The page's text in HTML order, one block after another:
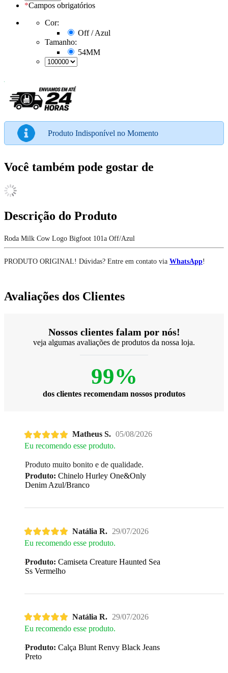
*Campos obrigatórios
Cor:
Off / Azul
Tamanho:
54MM
Produto Indisponível no Momento
Você também pode gostar de
Descrição do Produto
Roda Milk Cow Logo Bigfoot 101a Off/Azul
PRODUTO ORIGINAL! Dúvidas? Entre em contato via WhatsApp!
Avaliações dos Clientes
Nossos clientes falam por nós!
veja algumas avaliações de produtos da nossa loja.
99%
dos clientes recomendam nossos produtos
Matheus S. 05/08/2026
Eu recomendo esse produto.
Produto muito bonito e de qualidade.
Produto: Chinelo Hurley One&Only
Denim Azul/Branco
Natália R. 29/07/2026
Eu recomendo esse produto.
Produto: Camiseta Creature Haunted Sea
Ss Vermelho
Natália R. 29/07/2026
Eu recomendo esse produto.
Produto: Calça Blunt Renvy Black Jeans
Preto